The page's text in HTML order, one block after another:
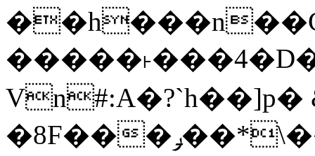
Vn#:A�?`h��]p�
�8F���ݛ��*\��U��S